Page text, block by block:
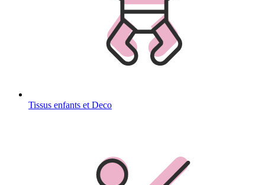
Tissus enfants et Deco